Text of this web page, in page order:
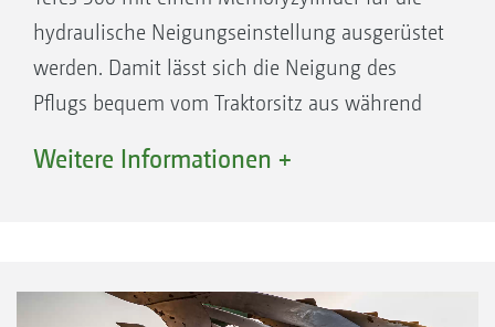
hydraulische Neigungseinstellung ausgerüstet
werden. Damit lässt sich die Neigung des
Pflugs bequem vom Traktorsitz aus während
Steuergerät einstellen. Die Konfiguration mit
Weitere Informationen +